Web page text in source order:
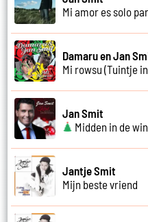
Mi amor es solo
Damaru en Jan
Mi rowsu (Tuintje
Jan Smit
Midden in de
Jantje Smit
Mijn beste vriend